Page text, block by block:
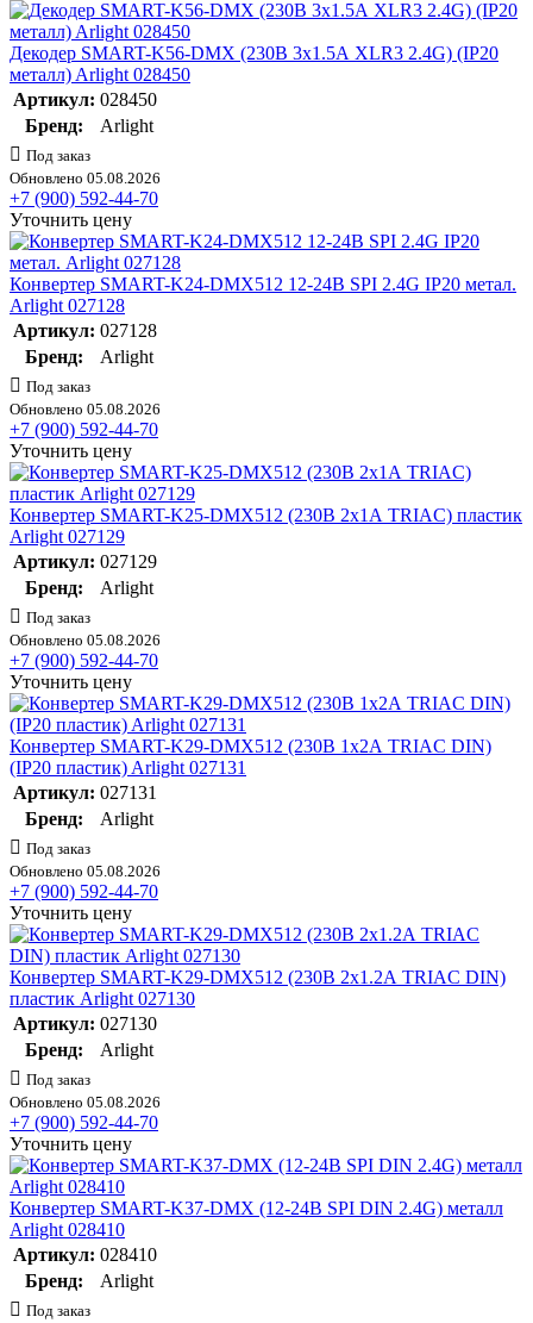
Декодер SMART-K56-DMX (230В 3х1.5А XLR3 2.4G) (IP20
металл) Arlight 028450
Артикул: 028450
Бренд:
Arlight
Под заказ
Обновлено 05.08.2026
+7 (900) 592-44-70
Уточнить цену
Конвертер SMART-K24-DMX512 12-24В SPI 2.4G IP20 метал.
Arlight 027128
Артикул: 027128
Бренд:
Arlight
Под заказ
Обновлено 05.08.2026
+7 (900) 592-44-70
Уточнить цену
Конвертер SMART-K25-DMX512 (230В 2х1А TRIAC) пластик
Arlight 027129
Артикул: 027129
Бренд:
Arlight
Под заказ
Обновлено 05.08.2026
+7 (900) 592-44-70
Уточнить цену
Конвертер SMART-K29-DMX512 (230В 1х2А TRIAC DIN)
(IP20 пластик) Arlight 027131
Артикул: 027131
Бренд:
Arlight
Под заказ
Обновлено 05.08.2026
+7 (900) 592-44-70
Уточнить цену
Конвертер SMART-K29-DMX512 (230В 2х1.2А TRIAC DIN)
пластик Arlight 027130
Артикул: 027130
Бренд:
Arlight
Под заказ
Обновлено 05.08.2026
+7 (900) 592-44-70
Уточнить цену
Конвертер SMART-K37-DMX (12-24В SPI DIN 2.4G) металл
Arlight 028410
Артикул: 028410
Бренд:
Arlight
Под заказ